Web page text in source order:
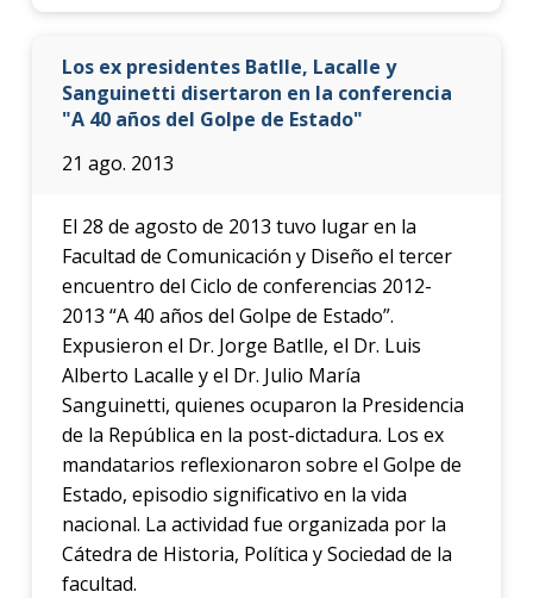
Los ex presidentes Batlle, Lacalle y
Sanguinetti disertaron en la conferencia
"A 40 años del Golpe de Estado"
21 ago. 2013
El 28 de agosto de 2013 tuvo lugar en la
Facultad de Comunicación y Diseño el tercer
encuentro del Ciclo de conferencias 2012-
2013 “A 40 años del Golpe de Estado”.
Expusieron el Dr. Jorge Batlle, el Dr. Luis
Alberto Lacalle y el Dr. Julio María
Sanguinetti, quienes ocuparon la Presidencia
de la República en la post-dictadura. Los ex
mandatarios reflexionaron sobre el Golpe de
Estado, episodio significativo en la vida
nacional. La actividad fue organizada por la
Cátedra de Historia, Política y Sociedad de la
facultad.